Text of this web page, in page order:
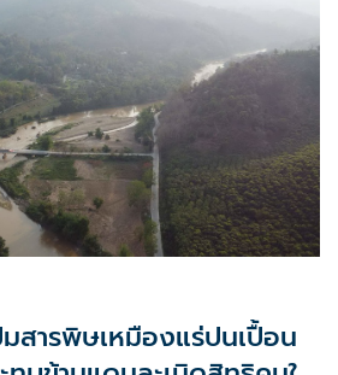
สารพิษเหมืองแร่ปนเปื้อน